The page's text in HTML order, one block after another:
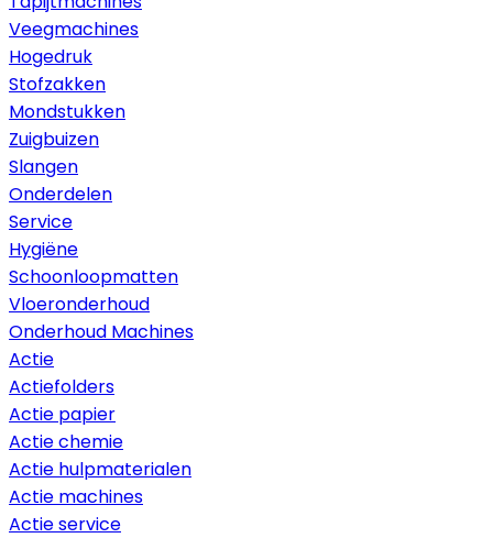
Veegmachines
Hogedruk
Stofzakken
Mondstukken
Zuigbuizen
Slangen
Onderdelen
Service
Hygiëne
Schoonloopmatten
Vloeronderhoud
Onderhoud Machines
Actie
Actiefolders
Actie papier
Actie chemie
Actie hulpmaterialen
Actie machines
Actie service